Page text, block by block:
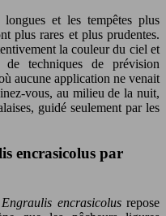
et les tempêtes plus
plus rares et plus prudentes.
la couleur du ciel et
techniques de prévision
aucune application ne venait
vous, au milieu de la nuit,
guidé seulement par les
encrasicolus par
Engraulis encrasicolusrepose